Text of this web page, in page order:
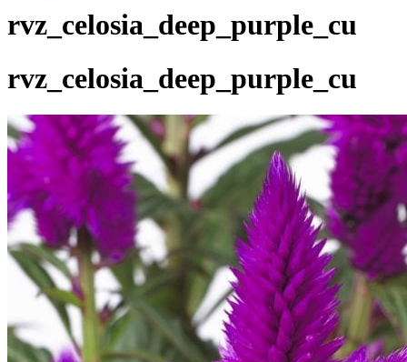
rvz_celosia_deep_purple_cu
rvz_celosia_deep_purple_cu